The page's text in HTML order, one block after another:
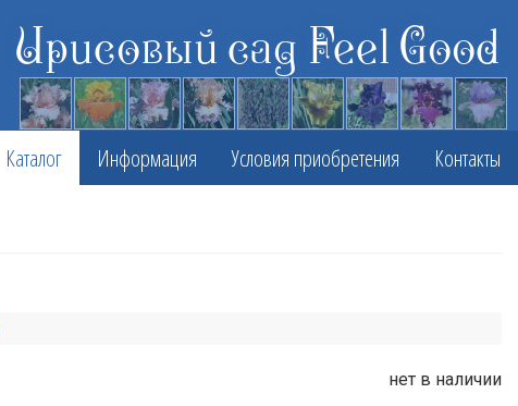
Ирисовый сад Feel Good
Каталог Информация Условия приобретения Контакты
нет в наличии